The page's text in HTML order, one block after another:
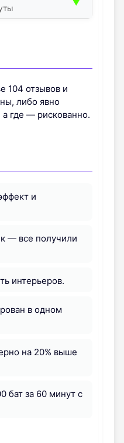
104 отзывов и
либо явно
где — рискованно.
и
— все получили
интерьеров.
в одном
на 20% выше
бат за 60 минут с